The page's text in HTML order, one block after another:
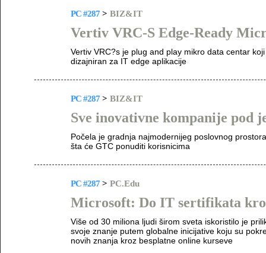
PC #287 > BIZ&IT
Vertiv VRC-S Edge-Ready
Vertiv VRC?s je plug and play mikro data centar
dizajniran za IT edge aplikacije
PC #287 > BIZ&IT
Sve inovativne kompanije pod
Počela je gradnja najmodernijeg poslovnog
šta će GTC ponuditi korisnicima
PC #287 > PC.Edu
Microsoft: Do IT sertifikata
Više od 30 miliona ljudi širom sveta iskoristilo je
svoje znanje putem globalne inicijative koju su
novih znanja kroz besplatne online kurseve